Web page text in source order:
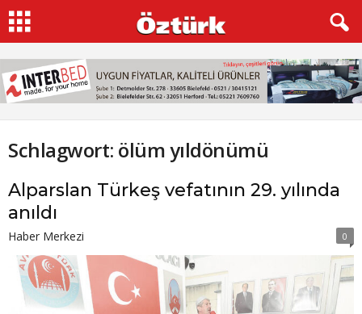
Schlagwort: ölüm yıldönümü
Alparslan Türkeş vefatının 29. yılında
anıldı
Haber Merkezi 0